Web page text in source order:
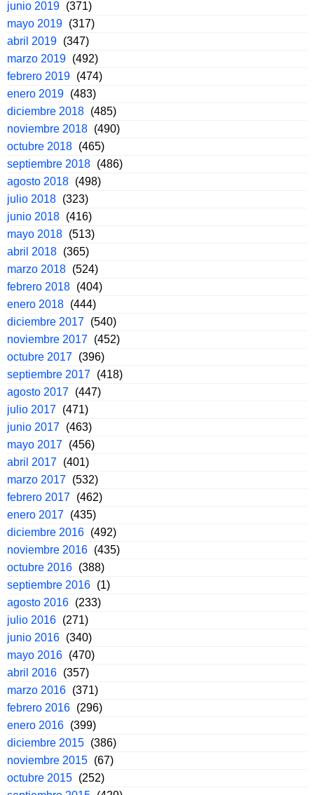
junio 2019 (371)
mayo 2019 (317)
abril 2019 (347)
marzo 2019 (492)
febrero 2019 (474)
enero 2019 (483)
diciembre 2018 (485)
noviembre 2018 (490)
octubre 2018 (465)
septiembre 2018 (486)
agosto 2018 (498)
julio 2018 (323)
junio 2018 (416)
mayo 2018 (513)
abril 2018 (365)
marzo 2018 (524)
febrero 2018 (404)
enero 2018 (444)
diciembre 2017 (540)
noviembre 2017 (452)
octubre 2017 (396)
septiembre 2017 (418)
agosto 2017 (447)
julio 2017 (471)
junio 2017 (463)
mayo 2017 (456)
abril 2017 (401)
marzo 2017 (532)
febrero 2017 (462)
enero 2017 (435)
diciembre 2016 (492)
noviembre 2016 (435)
octubre 2016 (388)
septiembre 2016 (1)
agosto 2016 (233)
julio 2016 (271)
junio 2016 (340)
mayo 2016 (470)
abril 2016 (357)
marzo 2016 (371)
febrero 2016 (296)
enero 2016 (399)
diciembre 2015 (386)
noviembre 2015 (67)
octubre 2015 (252)